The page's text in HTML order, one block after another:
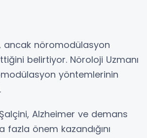
ancak nöromodülasyon
belirtiyor. Nöroloji Uzmanı
yöntemlerinin
Alzheimer ve demans
önem kazandığını